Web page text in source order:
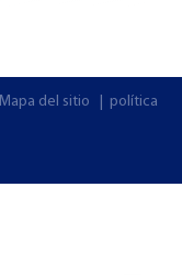
Mapa del sitio
política